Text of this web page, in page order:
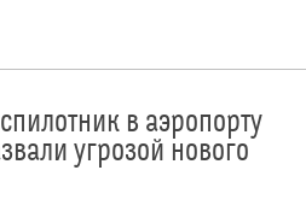
в аэропорту
угрозой нового